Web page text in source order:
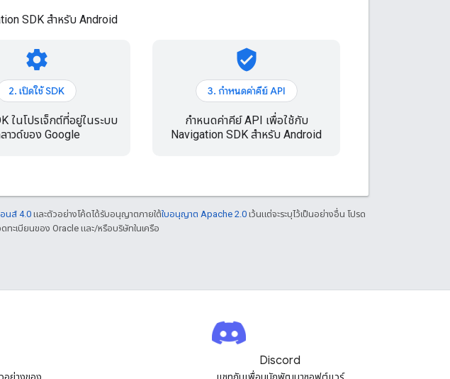
SDK สำหรับ Android
settings
2. เปิดใช้ SDK
ในโปรเจ็กต์ที่อยู่ในระบบ
าวด์ของ Google
verified_user
3. กำหนดค่าคีย์ API
กำหนดค่าคีย์ API เพื่อใช้กับ
Navigation SDK สำหรับ Android
นส์ 4.0 และตัวอย่างโค้ดได้รับอนุญาตภายใต้ใบอนุญาต Apache 2.0 เว้นแต่จะระบุไว้เป็นอย่างอื่น โปรด
ทะเบียนของ Oracle และ/หรือบริษัทในเครือ
Discord